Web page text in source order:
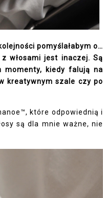
pomyślałabym o…
włosami jest inaczej. Są
momenty, kiedy falują na
kreatywnym szale czy po
które odpowiednią i
są dla mnie ważne, nie